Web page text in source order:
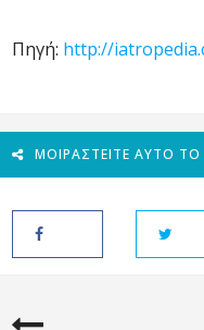
Πηγή: http://
ΜΟΙΡΑΣΤΕΊΤΕ ΑΥΤΌ